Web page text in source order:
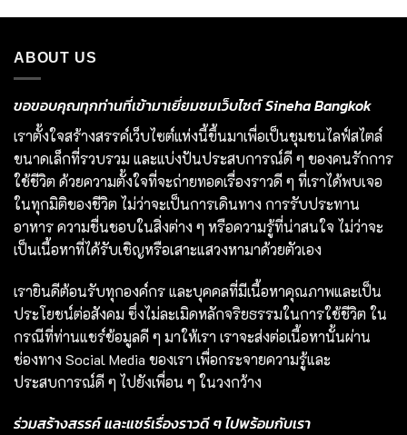
ABOUT US
ขอขอบคุณทุกท่านที่เข้ามาเยี่ยมชมเว็บไซต์ Sineha Bangkok
เราตั้งใจสร้างสรรค์เว็บไซต์แห่งนี้ขึ้นมาเพื่อเป็นชุมชนไลฟ์สไตล์
ขนาดเล็กที่รวบรวม และแบ่งปันประสบการณ์ดี ๆ ของคนรักการ
ใช้ชีวิต ด้วยความตั้งใจที่จะถ่ายทอดเรื่องราวดี ๆ ที่เราได้พบเจอ
ในทุกมิติของชีวิต ไม่ว่าจะเป็นการเดินทาง การรับประทาน
อาหาร ความชื่นชอบในสิ่งต่าง ๆ หรือความรู้ที่น่าสนใจ ไม่ว่าจะ
เป็นเนื้อหาที่ได้รับเชิญหรือเสาะแสวงหามาด้วยตัวเอง
เรายินดีต้อนรับทุกองค์กร และบุคคลที่มีเนื้อหาคุณภาพและเป็น
ประโยชน์ต่อสังคม ซึ่งไม่ละเมิดหลักจริยธรรมในการใช้ชีวิต ใน
กรณีที่ท่านแชร์ข้อมูลดี ๆ มาให้เรา เราจะส่งต่อเนื้อหานั้นผ่าน
ช่องทาง Social Media ของเรา เพื่อกระจายความรู้และ
ประสบการณ์ดี ๆ ไปยังเพื่อน ๆ ในวงกว้าง
ร่วมสร้างสรรค์ และแชร์เรื่องราวดี ๆ ไปพร้อมกับเรา